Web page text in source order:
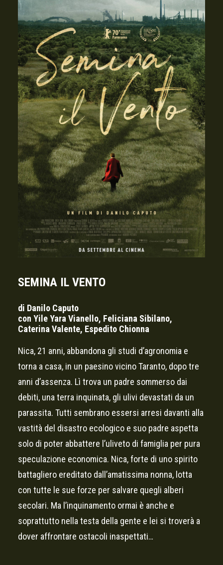
SEMINA IL VENTO
di Danilo Caputo
con Yile Yara Vianello, Feliciana Sibilano,
Caterina Valente, Espedito Chionna
Nica, 21 anni, abbandona gli studi d’agronomia e
torna a casa, in un paesino vicino Taranto, dopo tre
anni d’assenza. Lì trova un padre sommerso dai
debiti, una terra inquinata, gli ulivi devastati da un
parassita. Tutti sembrano essersi arresi davanti alla
vastità del disastro ecologico e suo padre aspetta
solo di poter abbattere l’uliveto di famiglia per pura
speculazione economica. Nica, forte di uno spirito
battagliero ereditato dall’amatissima nonna, lotta
con tutte le sue forze per salvare quegli alberi
secolari. Ma l’inquinamento ormai è anche e
soprattutto nella testa della gente e lei si troverà a
dover affrontare ostacoli inaspettati…